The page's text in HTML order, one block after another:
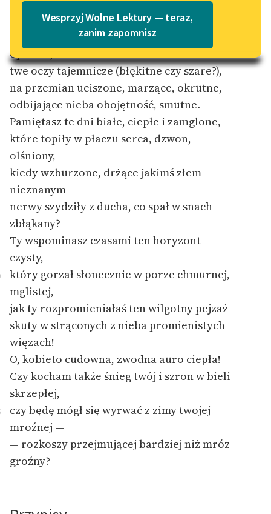
Lektury szkolne i klasyka
literatury do słuchania dla
uczennic i uczniów z
niepełnosprawnościami
E-kolekcja lektur
szkolnych i literatury do
słuchania dla uczennic i
uczniów z
niepełnosprawnościami
Feministyczne inspiracje.
Popularyzacja
skandynawskiej literatury
feministycznej
Ręce pełne poezji
Kolekcje edukacyjne
twórców przechodzących
do domeny publicznej,
lektur szkolnych oraz
Starego Testamentu
Odkurzamy bohaterów
Szkoła Poezji Wolnych
Lektur
Katalog w formacie PDF
O nas
Kontakt
O projekcie
Wesprzyj Wolne Lektury — teraz,
zanim zapomnisz
Rzekłbym: twoje spojrzenie okryte
oparem,
twe oczy tajemnicze (błękitne czy szare?),
na przemian uciszone, marzące, okrutne,
odbijające nieba obojętność, smutne.
Pamiętasz te dni białe, ciepłe i zamglone,
które topiły w płaczu serca, dzwon,
olśniony,
kiedy wzburzone, drżące jakimś złem
nieznanym
nerwy szydziły z ducha, co spał w snach
zbłąkany?
Ty wspominasz czasami ten horyzont
czysty,
który gorzał słonecznie w porze chmurnej,
mglistej,
jak ty rozpromieniałaś ten wilgotny pejzaż
skuty w strąconych z nieba promienistych
więzach!
O, kobieto cudowna, zwodna auro ciepła!
Czy kocham także śnieg twój i szron w bieli
skrzepłej,
czy będę mógł się wyrwać z zimy twojej
mroźnej —
— rozkoszy przejmującej bardziej niż mróz
groźny?